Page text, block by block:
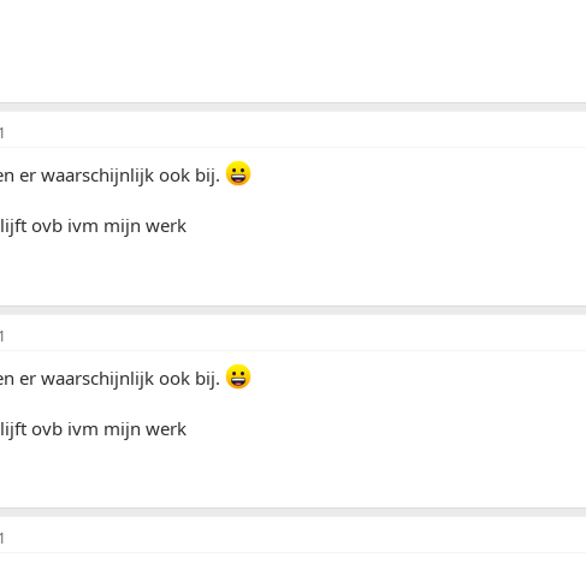
er waarschijnlijk ook bij.
ovb ivm mijn werk
er waarschijnlijk ook bij.
ovb ivm mijn werk